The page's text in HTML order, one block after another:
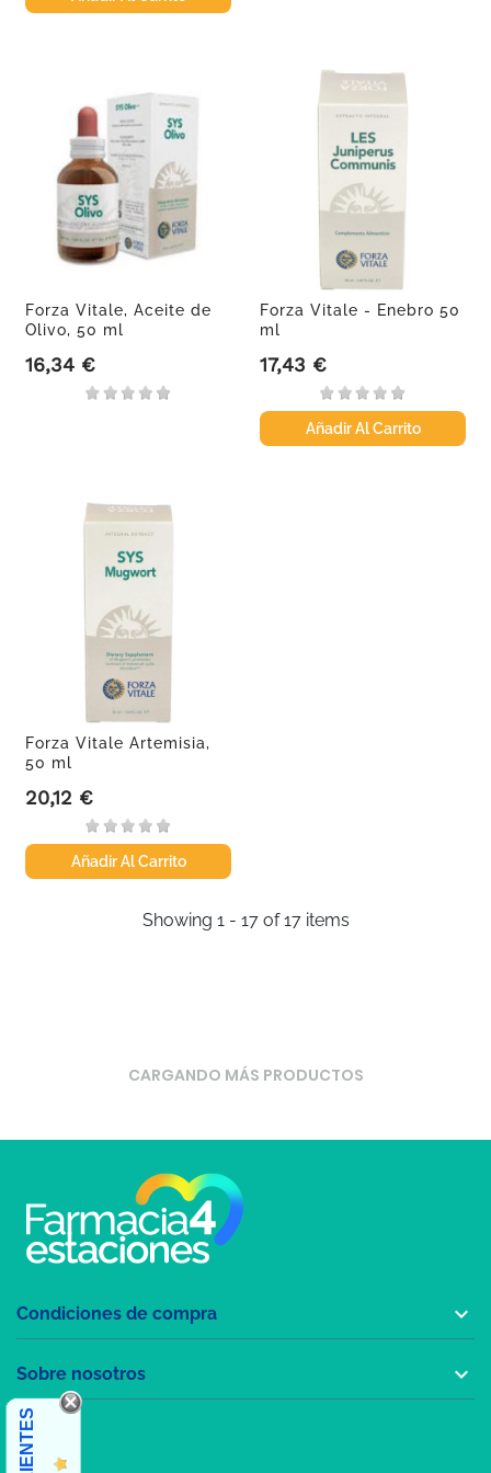
Forza Vitale, Aceite de
Olivo, 50 ml
Precio
16,34 €
Forza Vitale - Enebro 50
ml
Precio
17,43 €
Añadir Al Carrito
Forza Vitale Artemisia,
50 ml
Precio
20,12 €
Añadir Al Carrito
Showing 1 - 17 of 17 items
CARGANDO MÁS PRODUCTOS
Condiciones de compra 
Sobre nosotros 